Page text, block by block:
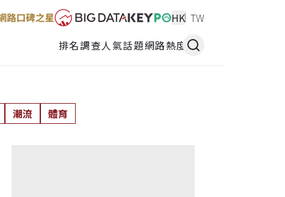
HK TW
排名調查人氣話題網路熱度
潮流 體育